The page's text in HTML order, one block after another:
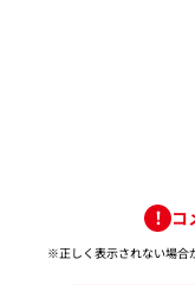
コ
※正しく表示されない場合